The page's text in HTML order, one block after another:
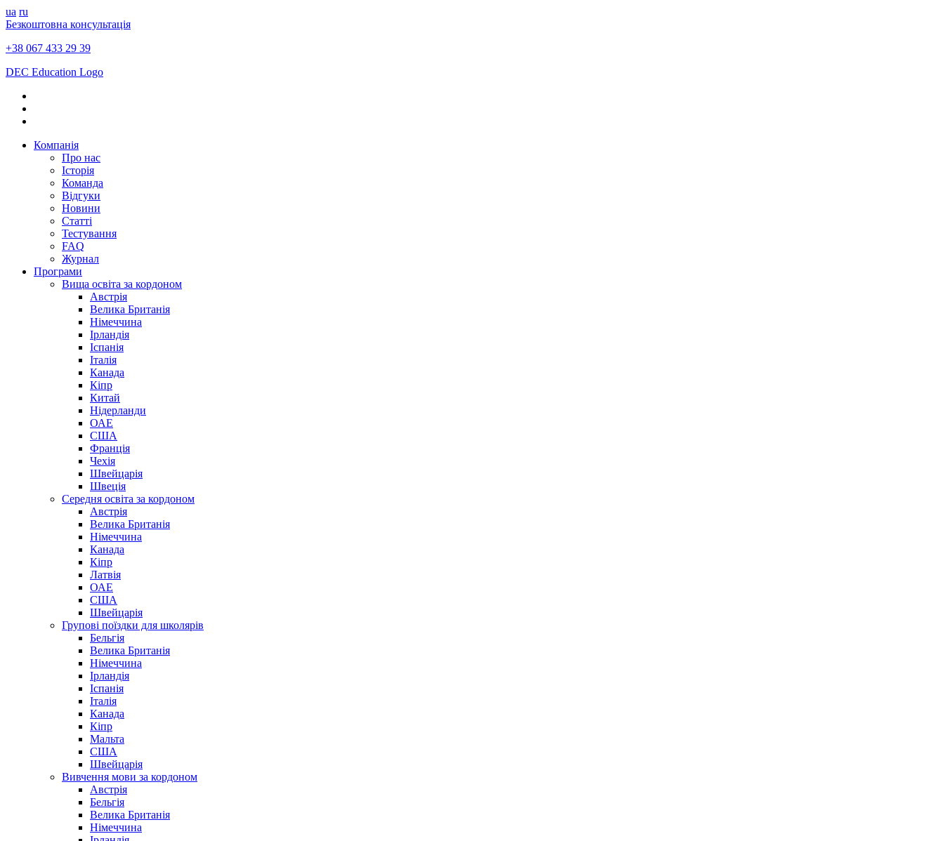
ua ru
Безкоштовна консультація
+38 067 433 29 39
DEC Education Logo
Компанія
Про нас
Історія
Команда
Відгуки
Новини
Статті
Тестування
FAQ
Журнал
Програми
Вища освіта за кордоном
Австрія
Велика Британія
Німеччина
Ірландія
Іспанія
Італія
Канада
Кіпр
Китай
Нідерланди
ОАЕ
США
Франція
Чехія
Швейцарія
Швеція
Середня освіта за кордоном
Австрія
Велика Британія
Німеччина
Канада
Кіпр
Латвія
ОАЕ
США
Швейцарія
Групові поїздки для школярів
Бельгія
Велика Британія
Німеччина
Ірландія
Іспанія
Італія
Канада
Кіпр
Мальта
США
Швейцарія
Вивчення мови за кордоном
Австрія
Бельгія
Велика Британія
Німеччина